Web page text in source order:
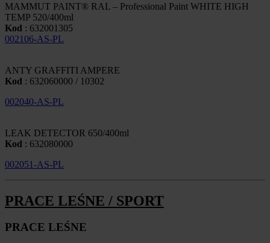
MAMMUT PAINT® RAL – Professional Paint WHITE HIGH
TEMP 520/400ml
Kod : 632001305
002106-AS-PL
ANTY GRAFFITI AMPERE
Kod : 632060000 / 10302
002040-AS-PL
LEAK DETECTOR 650/400ml
Kod : 632080000
002051-AS-PL
PRACE LEŚNE / SPORT
PRACE LEŚNE